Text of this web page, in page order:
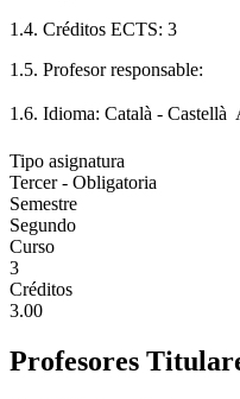
1.4. Créditos ECTS: 3
1.5. Profesor responsable:
1.6. Idioma: Català - Castellà 
Tipo asignatura
Tercer - Obligatoria
Semestre
Segundo
Curso
3
Créditos
3.00
Profesores